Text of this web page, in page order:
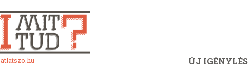
atlatszo.hu ÚJ IGÉNYLÉS